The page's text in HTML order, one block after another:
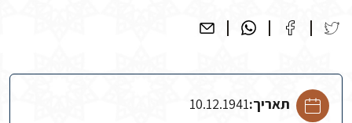
תאריך:10.12.1941